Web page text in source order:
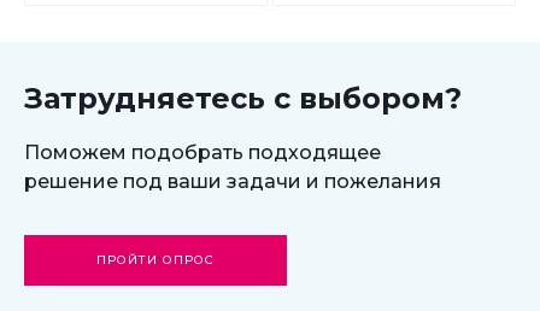
Затрудняетесь с выбором?
Поможем подобрать подходящее
решение под ваши задачи и пожелания
ПРОЙТИ ОПРОС